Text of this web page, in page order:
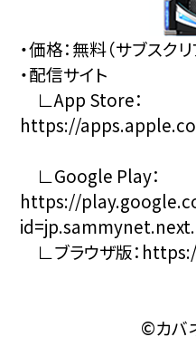
・価格：無料（サブスク
・配信サイト
∟App Store：
https://
∟Google Play：
https://
∟ブラウザ版：
©カバ